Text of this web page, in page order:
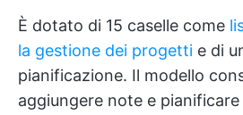
È dotato di 15 caselle come
la gestione dei progetti e di
pianificazione. Il modello
aggiungere note e